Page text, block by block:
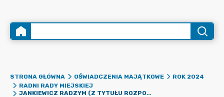
STRONA GŁÓWNA OŚWIADCZENIA MAJĄTKOWE
ROK 2024
RADNI RADY MIEJSKIEJ
JANKIEWICZ RADZYM (Z TYTUŁU ROZPOCZĘCIA KADENCJI - PO ŚLUBOWANIU)